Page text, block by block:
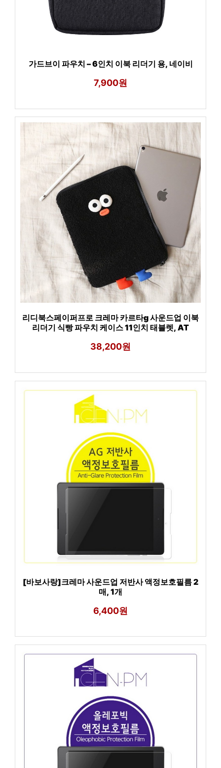
가드브이 파우치 – 6인치 이북 리더기 용, 네이비
7,900원
리디북스페이퍼프로 크레마 카르타g 사운드업 이북
리더기 식빵 파우치 케이스 11인치 태블렛, AT
38,200원
[바보사랑]크레마 사운드업 저반사 액정보호필름 2
매, 1개
6,400원